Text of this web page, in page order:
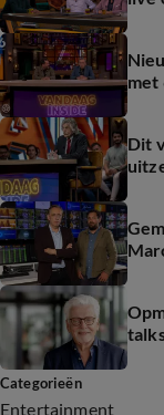
met
Dit
Categorieën
Entertainment